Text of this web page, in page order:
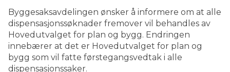
Byggesaksavdelingen ønsker å informere om at alle
dispensasjonssøknader fremover vil behandles av
Hovedutvalget for plan og bygg. Endringen
innebærer at det er Hovedutvalget for plan og
bygg som vil fatte førstegangsvedtak i alle
dispensasjonssaker.